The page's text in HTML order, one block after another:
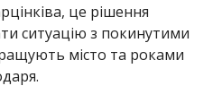
це рішення
ситуацію з покинутими
місто та роками